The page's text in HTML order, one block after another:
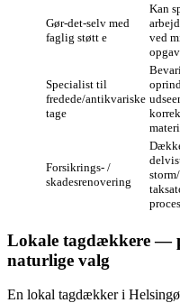
Gør‑det‑selv med
faglig støtt e
Kan
ved
Specialist til
fredede/antikvariske
tage
Forsikrings- /
skadesrenovering
Lokale tagdækkere —
naturlige valg
En lokal tagdækker i